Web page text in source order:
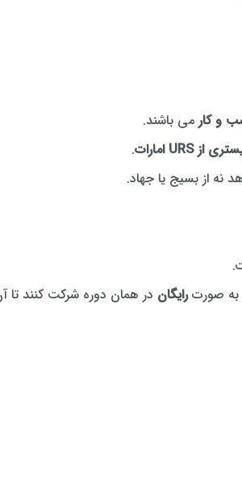
و کار می باشند.
ازURS امارات
.
نه از بسیج یا جهاد.
به صورترایگان در همان دوره شرکت کنند تا